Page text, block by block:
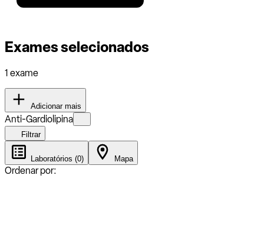
Exames selecionados
1 exame
Adicionar mais
Anti-Gardiolipina
Filtrar
Laboratórios (0) Mapa
Ordenar por: